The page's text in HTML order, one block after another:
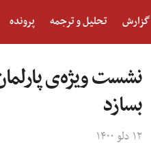
گزارش تحلیل و ترجمه پرونده
نشست ویژه‌ی
بسازد
۱۲ دلو ۱۴۰۰